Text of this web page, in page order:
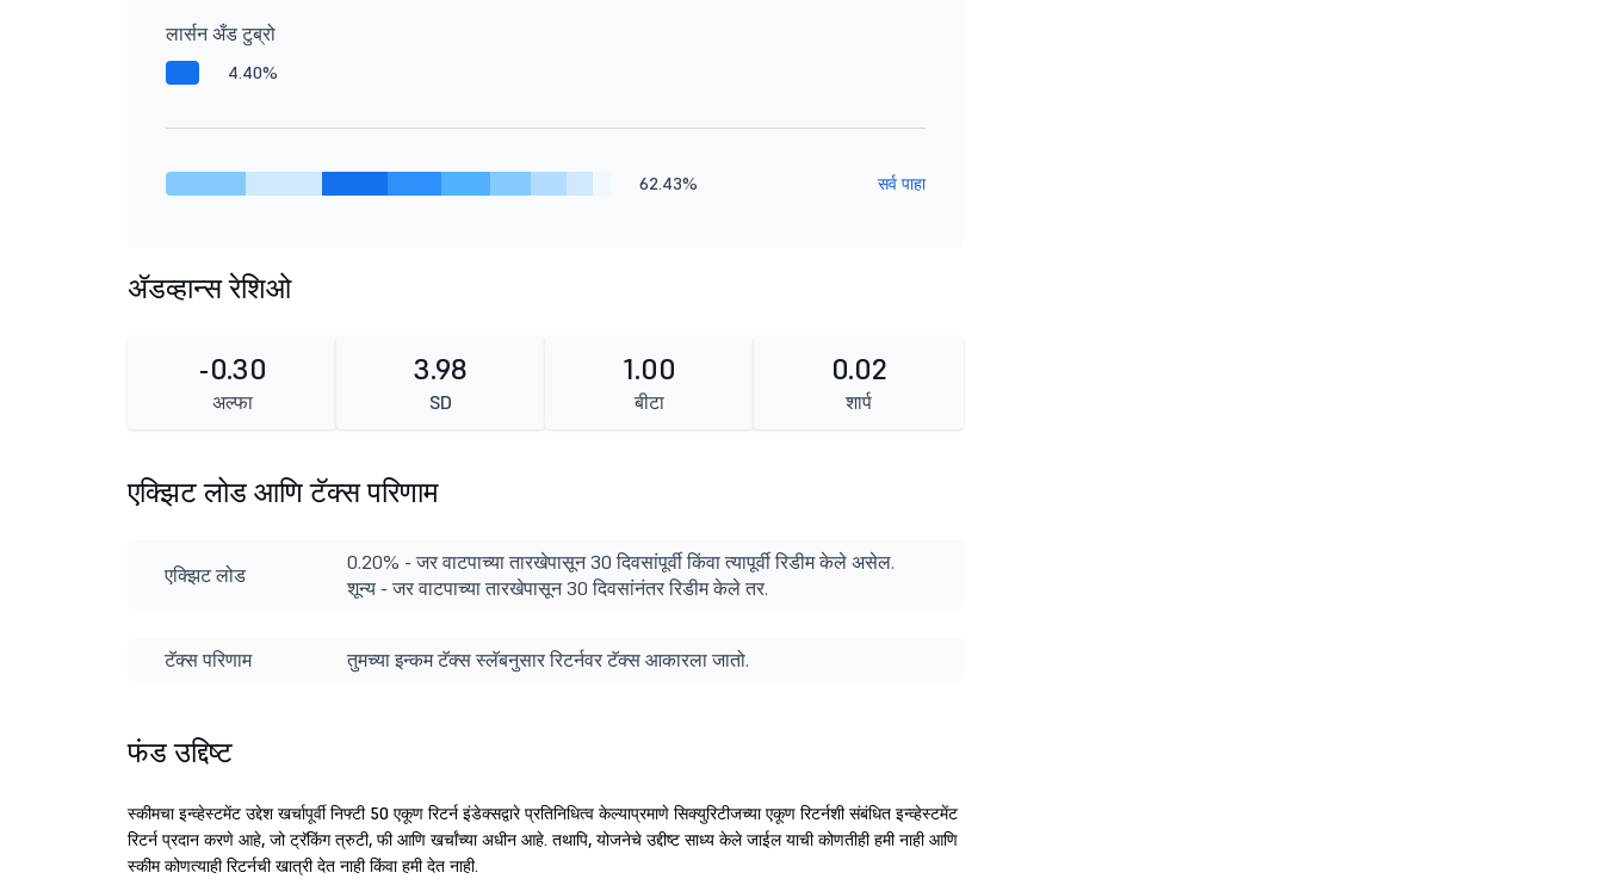
लार्सन अँड टुब्रो
4.40%
62.43% सर्व पाहा
ॲडव्हान्स रेशिओ
-0.30
अल्फा
3.98
SD
1.00
बीटा
0.02
शार्प
एक्झिट लोड आणि टॅक्स परिणाम
एक्झिट लोड
0.20% - जर वाटपाच्या तारखेपासून 30 दिवसांपूर्वी किंवा त्यापूर्वी रिडीम केले असेल.
शून्य - जर वाटपाच्या तारखेपासून 30 दिवसांनंतर रिडीम केले तर.
टॅक्स परिणाम तुमच्या इन्कम टॅक्स स्लॅबनुसार रिटर्नवर टॅक्स आकारला जातो.
फंड उद्दिष्ट
स्कीमचा इन्व्हेस्टमेंट उद्देश खर्चापूर्वी निफ्टी 50 एकूण रिटर्न इंडेक्सद्वारे प्रतिनिधित्व केल्याप्रमाणे सिक्युरिटीजच्या एकूण रिटर्नशी संबंधित इन्व्हेस्टमेंट
रिटर्न प्रदान करणे आहे, जो ट्रॅकिंग त्रुटी, फी आणि खर्चांच्या अधीन आहे. तथापि, योजनेचे उद्दीष्ट साध्य केले जाईल याची कोणतीही हमी नाही आणि
स्कीम कोणत्याही रिटर्नची खात्री देत नाही किंवा हमी देत नाही.